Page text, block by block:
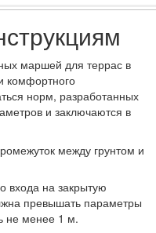
маршей для террас в
комфортного
норм, разработанных
и заключаются в
между грунтом и
входа на закрытую
превышать параметры
не менее 1 м.